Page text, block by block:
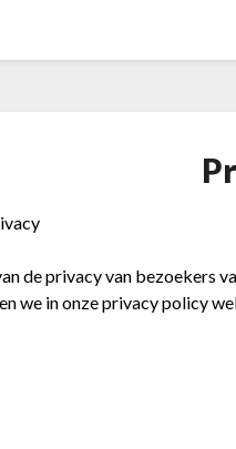
de privacy van bezoekers
we in onze privacy policy